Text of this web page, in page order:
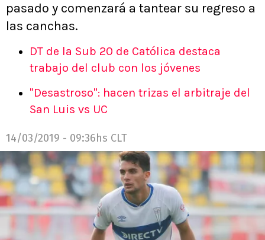
pasado y comenzará a tantear su regreso a
las canchas.
DT de la Sub 20 de Católica destaca
trabajo del club con los jóvenes
"Desastroso": hacen trizas el arbitraje del
San Luis vs UC
14/03/2019 - 09:36hs CLT